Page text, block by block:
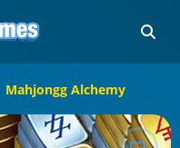
Mahjongg Alchemy